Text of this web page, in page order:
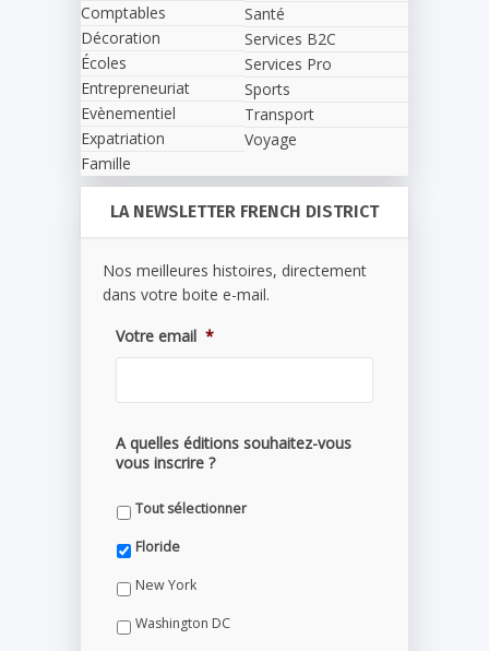
Comptables
Décoration
Écoles
Entrepreneuriat
Evènementiel
Expatriation
Famille
Santé
Services B2C
Services Pro
Sports
Transport
Voyage
LA NEWSLETTER FRENCH DISTRICT
Nos meilleures histoires, directement
dans votre boite e-mail.
Votre email *
A quelles éditions souhaitez-vous
vous inscrire ?
Tout sélectionner
Floride
New York
Washington DC